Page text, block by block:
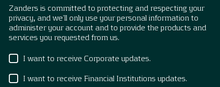
Zanders is committed to protecting and respecting your
privacy, and we’ll only use your personal information to
administer your account and to provide the products and
services you requested from us.
I want to receive Corporate updates.
I want to receive Financial Institutions updates.